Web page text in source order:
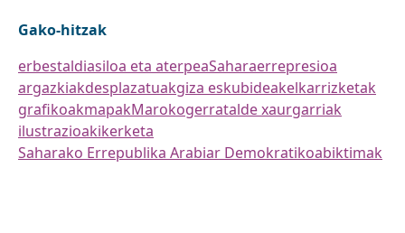
Gako-hitzak
erbestaldiasiloa eta aterpeaSaharaerrepresioa
argazkiakdesplazatuakgiza eskubideakelkarrizketak
grafikoakmapakMarokogerratalde xaurgarriak
ilustrazioakikerketa
Saharako Errepublika Arabiar Demokratikoabiktimak